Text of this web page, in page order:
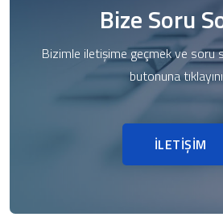
Bize Soru
Bizimle iletişime geçmek ve soru
butonuna
İLETİŞİM